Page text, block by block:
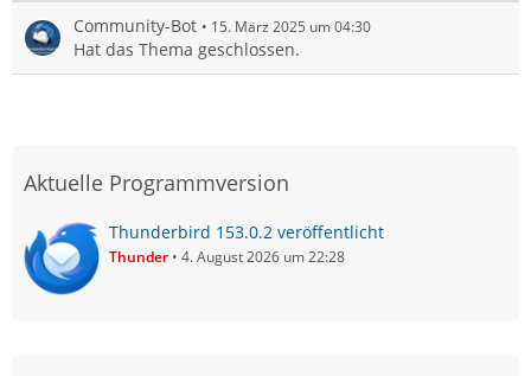
Community-Bot 15. März 2025 um 04:30
Hat das Thema geschlossen.
Aktuelle Programmversion
Thunderbird 153.0.2 veröffentlicht
Thunder 4. August 2026 um 22:28